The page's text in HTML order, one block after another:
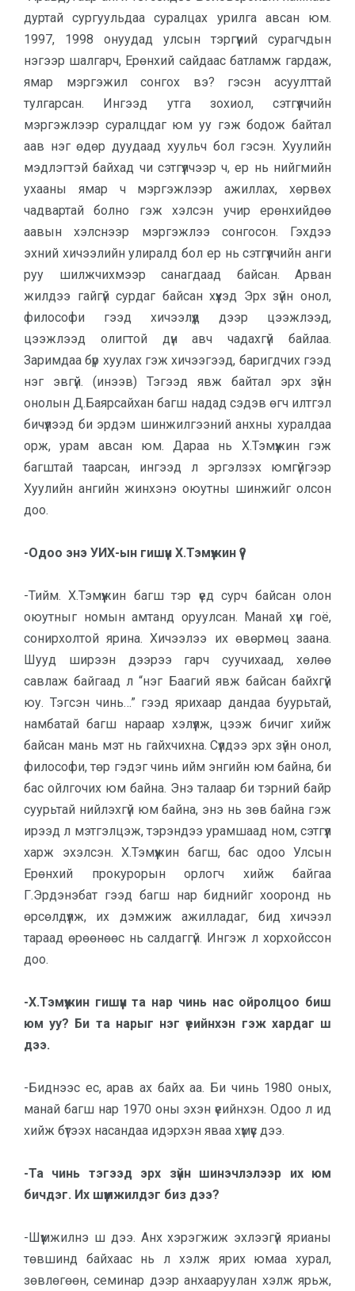
дуртай сургуульдаа суралцах урилга авсан юм.
1997, 1998 онуудад улсын тэргүүний сурагчдын
нэгээр шалгарч, Ерөнхий сайдаас батламж гардаж,
ямар мэргэжил сонгох вэ? гэсэн асуулттай
тулгарсан. Ингээд утга зохиол, сэтгүүлчийн
мэргэжлээр суралцдаг юм уу гэж бодож байтал
аав нэг өдөр дуудаад хуульч бол гэсэн. Хуулийн
мэдлэгтэй байхад чи сэтгүүлчээр ч, ер нь нийгмийн
ухааны ямар ч мэргэжлээр ажиллах, хөрвөх
чадвартай болно гэж хэлсэн учир ерөнхийдөө
аавын хэлснээр мэргэжлээ сонгосон. Гэхдээ
эхний хичээлийн улиралд бол ер нь сэтгүүлчийн анги
руу шилжчихмээр санагдаад байсан. Арван
жилдээ гайгүй сурдаг байсан хүүхэд Эрх зүйн онол,
философи гээд хичээлүүд дээр цээжлээд,
цээжлээд олигтой дүн авч чадахгүй байлаа.
Заримдаа бүр хуулах гэж хичээгээд, баригдчих гээд
нэг эвгүй. (инээв) Тэгээд явж байтал эрх зүйн
онолын Д.Баярсайхан багш надад сэдэв өгч илтгэл
бичүүлээд би эрдэм шинжилгээний анхны хуралдаа
орж, урам авсан юм. Дараа нь Х.Тэмүүжин гэж
багштай таарсан, ингээд л эргэлзэх юмгүйгээр
Хуулийн ангийн жинхэнэ оюутны шинжийг олсон
доо.
-Одоо энэ УИХ-ын гишүүн Х.Тэмүүжин үү?
-Тийм. Х.Тэмүүжин багш тэр үед сурч байсан олон
оюутныг номын амтанд оруулсан. Манай хүн гоё,
сонирхолтой ярина. Хичээлээ их өвөрмөц заана.
Шууд ширээн дээрээ гарч суучихаад, хөлөө
савлаж байгаад л “нэг Баагий явж байсан байхгүй
юу. Тэгсэн чинь…” гээд ярихаар дандаа буурьтай,
намбатай багш нараар хэлүүлж, цээж бичиг хийж
байсан мань мэт нь гайхчихна. Сүүлдээ эрх зүйн онол,
философи, төр гэдэг чинь ийм энгийн юм байна, би
бас ойлгочих юм байна. Энэ талаар би тэрний байр
суурьтай нийлэхгүй юм байна, энэ нь зөв байна гэж
ирээд л мэтгэлцэж, тэрэндээ урамшаад ном, сэтгүүл
харж эхэлсэн. Х.Тэмүүжин багш, бас одоо Улсын
Ерөнхий прокурорын орлогч хийж байгаа
Г.Эрдэнэбат гээд багш нар биднийг хооронд нь
өрсөлдүүлж, их дэмжиж ажилладаг, бид хичээл
тараад өрөөнөөс нь салдаггүй. Ингэж л хорхойссон
доо.
-Х.Тэмүүжин гишүүн та нар чинь нас ойролцоо биш
юм уу? Би та нарыг нэг үеийнхэн гэж хардаг ш
дээ.
-Биднээс ес, арав ах байх аа. Би чинь 1980 оных,
манай багш нар 1970 оны эхэн үеийнхэн. Одоо л ид
хийж бүтээх насандаа идэрхэн яваа хүмүүс дээ.
-Та чинь тэгээд эрх зүйн шинэчлэлээр их юм
бичдэг. Их шүүмжилдэг биз дээ?
-Шүүмжилнэ ш дээ. Анх хэрэгжиж эхлээгүй ярианы
төвшинд байхаас нь л хэлж ярих юмаа хурал,
зөвлөгөөн, семинар дээр анхааруулан хэлж ярьж,